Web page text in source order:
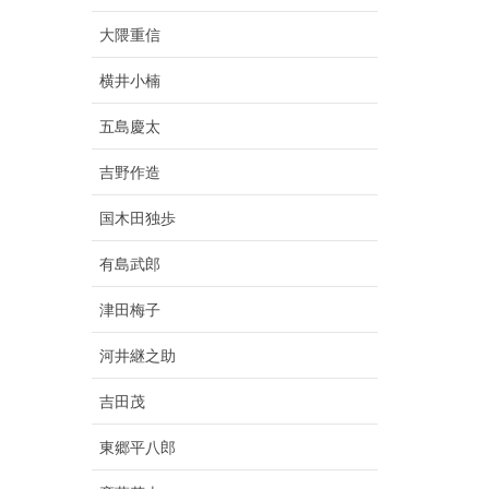
大隈重信
横井小楠
五島慶太
吉野作造
国木田独歩
有島武郎
津田梅子
河井継之助
吉田茂
東郷平八郎